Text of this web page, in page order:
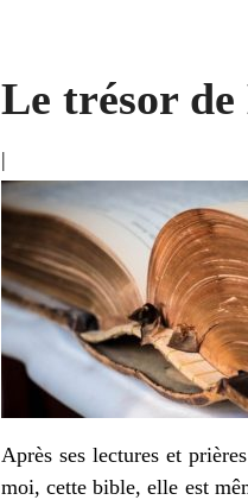
Le trésor
|
Après ses lectures et
moi, cette bible, elle est